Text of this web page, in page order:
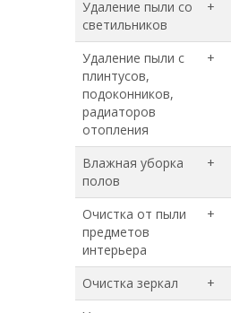
Удаление пыли со
светильников
+
Удаление пыли с
плинтусов,
подоконников,
радиаторов
отопления
+
Влажная уборка
полов
+
Очистка от пыли
предметов
интерьера
+
Очистка зеркал +